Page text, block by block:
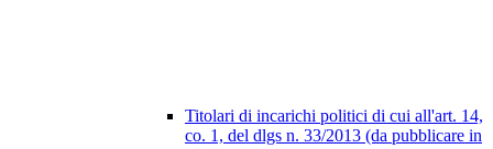
Titolari di incarichi politici di cui all'art. 14,
co. 1, del dlgs n. 33/2013 (da pubblicare in